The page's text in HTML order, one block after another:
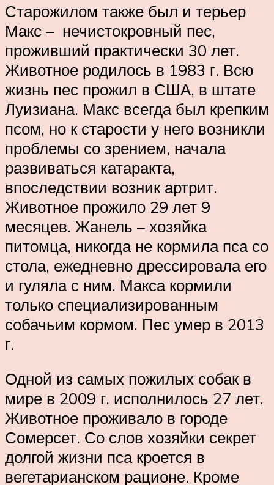
Старожилом также был и терьер
Макс – ­ нечистокровный пес,
проживший практически 30 лет.
Животное родилось в 1983 г. Всю
жизнь пес прожил в США, в штате
Луизиана. Макс всегда был крепким
псом, но к старости у него возникли
проблемы со зрением, начала
развиваться катаракта,
впоследствии возник артрит.
Животное прожило 29 лет 9
месяцев. Жанель – ­хозяйка
питомца, никогда не кормила пса со
стола, ежедневно дрессировала его
и гуляла с ним. Макса кормили
только специализированным
собачьим кормом. Пес умер в 2013
г.
Одной из самых пожилых собак в
мире в 2009 г. исполнилось 27 лет.
Животное проживало в городе
Сомерсет. Со слов хозяйки секрет
долгой жизни пса кроется в
вегетарианском рационе. Кроме